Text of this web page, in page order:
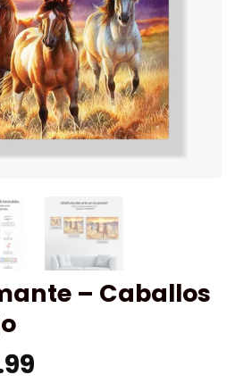
– Caballos